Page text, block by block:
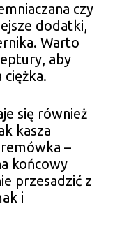
czy
dodatki,
Warto
aby
ciężka.
się również
kasza
–
końcowy
przesadzić z
i